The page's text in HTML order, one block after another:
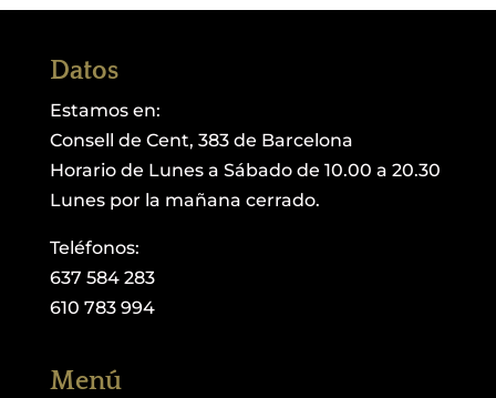
Datos
Estamos en:
Consell de Cent, 383 de Barcelona
Horario de Lunes a Sábado de 10.00 a 20.30
Lunes por la mañana cerrado.
Teléfonos:
637 584 283
610 783 994
Menú